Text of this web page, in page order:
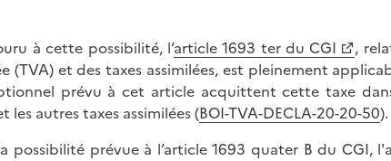
à cette possibilité, l’article 1693 ter du CGI
,
(TVA) et des taxes assimilées, est pleinement
prévu à cet article acquittent cette taxe
les autres taxes assimilées (BOI-TVA-DECLA-20-20-50).
possibilité prévue à l’article 1693 quater B du CGI,